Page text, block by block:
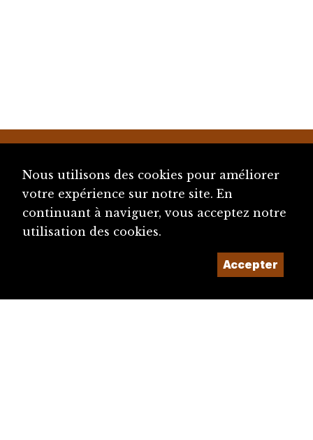
Nous utilisons des cookies pour améliorer
votre expérience sur notre site. En
continuant à naviguer, vous acceptez notre
utilisation des cookies.
Accepter